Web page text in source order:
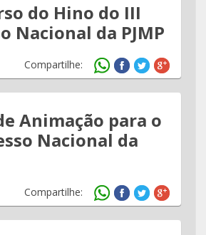
do Hino do III
Nacional da PJMP
Compartilhe:
Animação para o
Nacional da
Compartilhe: